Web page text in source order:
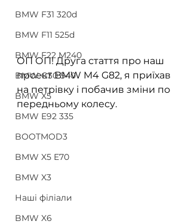
BMW F31 320d
BMW F11 525d
BMW F22 M240
BMW G30 540
BMW X5
BMW E92 335
BOOTMOD3
BMW X5 E70
BMW X3
Наші філіали
BMW X6
ОП ОП! Друга стаття про наш
проект BMW M4 G82, я приїхав
на петрівку і побачив зміни по
передньому колесу.